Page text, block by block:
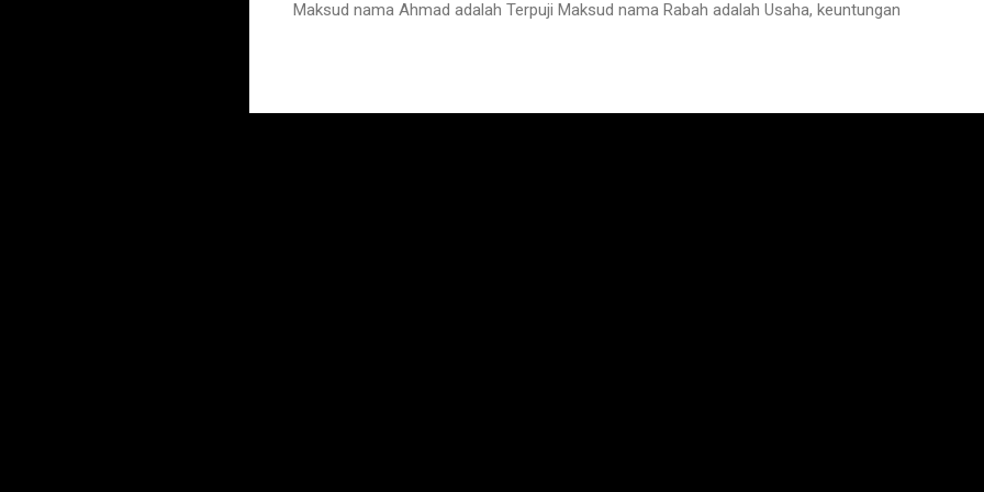
Maksud nama Ahmad adalah Terpuji Maksud nama Rabah adalah Usaha, keuntungan